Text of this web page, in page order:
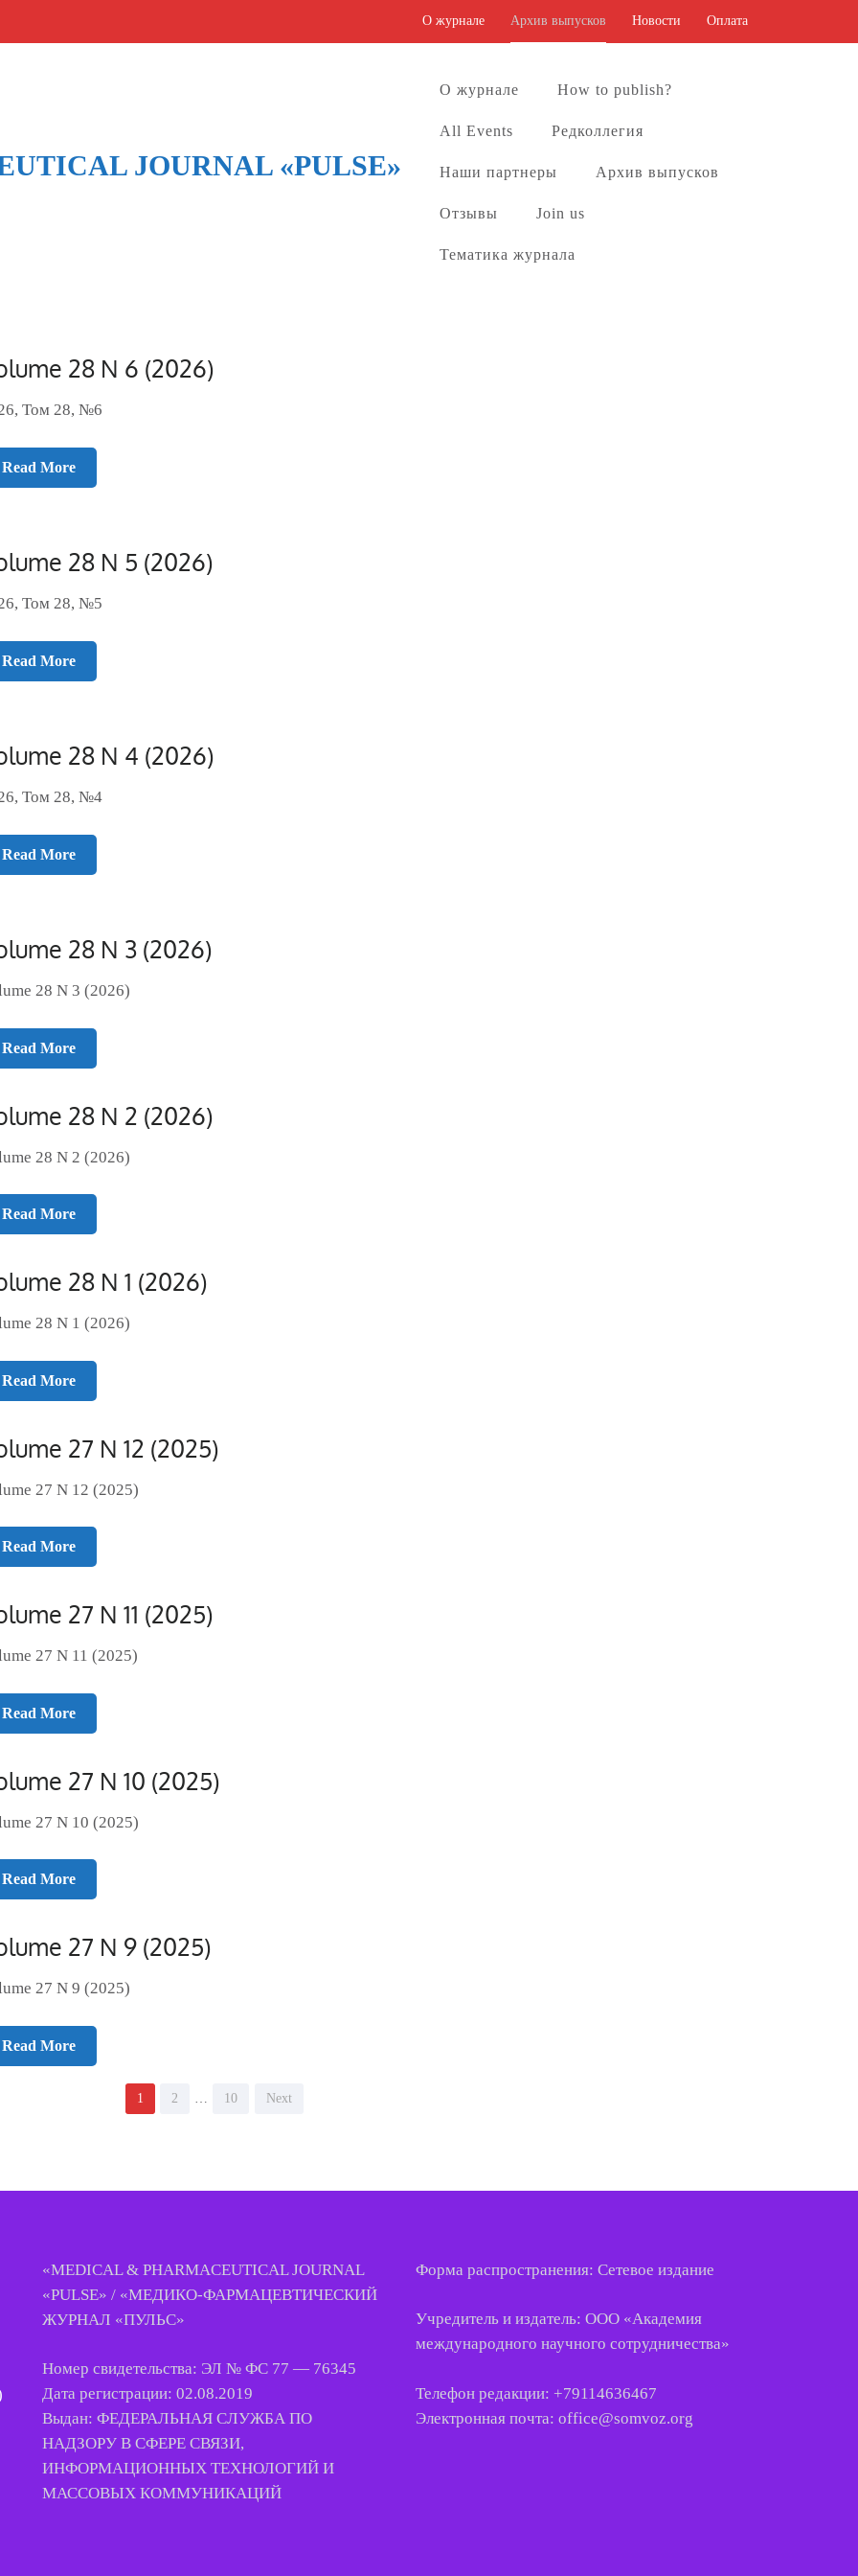
О журнале Архив выпусков Новости Оплата
JOURNAL «PULSE»
О журнале How to publish?
All Events Редколлегия
Наши партнеры Архив выпусков
Отзывы Join us
Тематика журнала
28 N 6 (2026)
Том 28, №6
Read More
28 N 5 (2026)
Том 28, №5
Read More
28 N 4 (2026)
Том 28, №4
Read More
28 N 3 (2026)
28 N 3 (2026)
Read More
28 N 2 (2026)
28 N 2 (2026)
Read More
28 N 1 (2026)
28 N 1 (2026)
Read More
27 N 12 (2025)
27 N 12 (2025)
Read More
27 N 11 (2025)
27 N 11 (2025)
Read More
27 N 10 (2025)
27 N 10 (2025)
Read More
27 N 9 (2025)
27 N 9 (2025)
Read More
Page
1 Page
2 Page
10 Next
«MEDICAL & PHARMACEUTICAL JOURNAL
«PULSE» / «МЕДИКО-ФАРМАЦЕВТИЧЕСКИЙ
ЖУРНАЛ «ПУЛЬС»
Номер свидетельства: ЭЛ № ФС 77 — 76345
Дата регистрации: 02.08.2019
Выдан: ФЕДЕРАЛЬНАЯ СЛУЖБА ПО
НАДЗОРУ В СФЕРЕ СВЯЗИ,
ИНФОРМАЦИОННЫХ ТЕХНОЛОГИЙ И
МАССОВЫХ КОММУНИКАЦИЙ
Форма распространения: Сетевое издание
Учредитель и издатель: ООО «Академия
международного научного сотрудничества»
Телефон редакции: +79114636467
Электронная почта: office@somvoz.org